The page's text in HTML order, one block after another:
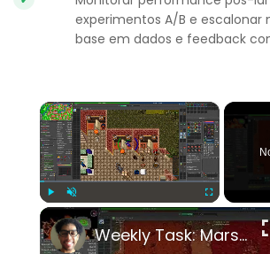
experimentos A/B e escalonar
base em dados e feedback
×
Play Unmute Fullscreen
Weekly Task: Marsh Stalker e Swampling - Localização Rápida